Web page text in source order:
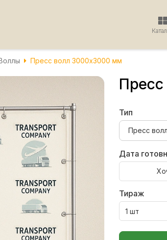
Пресс волл 3000х3000 мм
Тип
Дата
Тираж